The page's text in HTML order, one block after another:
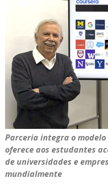
Parceria integra o modelo
oferece aos estudantes
de universidades e
mundialmente